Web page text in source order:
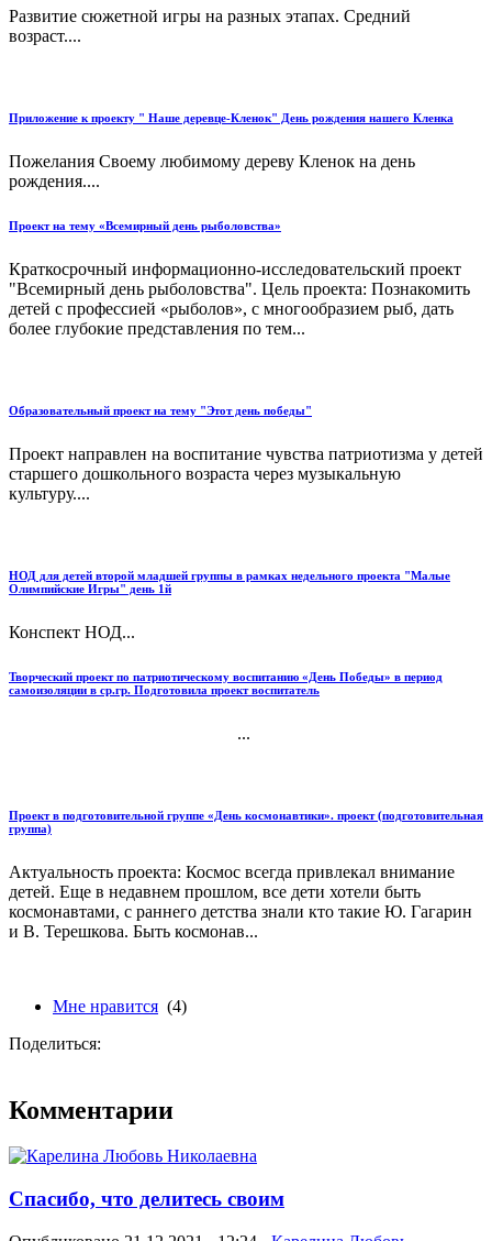
Развитие сюжетной игры на разных этапах. Средний
возраст....
Приложение к проекту " Наше деревце-Кленок" День рождения нашего Кленка
Пожелания Своему любимому дереву Кленок на день
рождения....
Проект на тему «Всемирный день рыболовства»
Краткосрочный информационно-исследовательский проект
"Всемирный день рыболовства". Цель проекта: Познакомить
детей с профессией «рыболов», с многообразием рыб, дать
более глубокие представления по тем...
Образовательный проект на тему "Этот день победы"
Проект направлен на воспитание чувства патриотизма у детей
старшего дошкольного возраста через музыкальную
культуру....
НОД для детей второй младшей группы в рамках недельного проекта "Малые
Олимпийские Игры" день 1й
Конспект НОД...
Творческий проект по патриотическому воспитанию «День Победы» в период
самоизоляции в ср.гр. Подготовила проект воспитатель
...
Проект в подготовительной группе «День космонавтики». проект (подготовительная
группа)
Актуальность проекта: Космос всегда привлекал внимание
детей. Еще в недавнем прошлом, все дети хотели быть
космонавтами, с раннего детства знали кто такие Ю. Гагарин
и В. Терешкова. Быть космонав...
Мне нравится (4)
Поделиться:
Комментарии
Спасибо, что делитесь своим